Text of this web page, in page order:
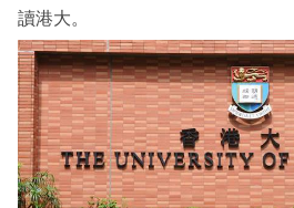
讀港大。